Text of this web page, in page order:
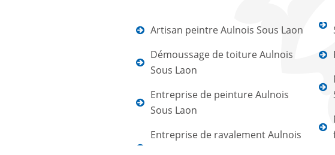
Artisan peintre Aulnois Sous Laon
Démoussage de toiture Aulnois
Sous Laon
Entreprise de peinture Aulnois
Sous Laon
Entreprise de ravalement Aulnois